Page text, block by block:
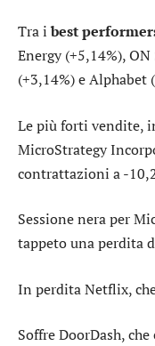
Tra ibest
Energy(+5,14%),ON
(+3,14%) eAlphabet
Le più forti vendite,
MicroStrategy
contrattazioni a -
Sessione nera per
tappeto una perdita
In perditaNetflix,
SoffreDoorDash,